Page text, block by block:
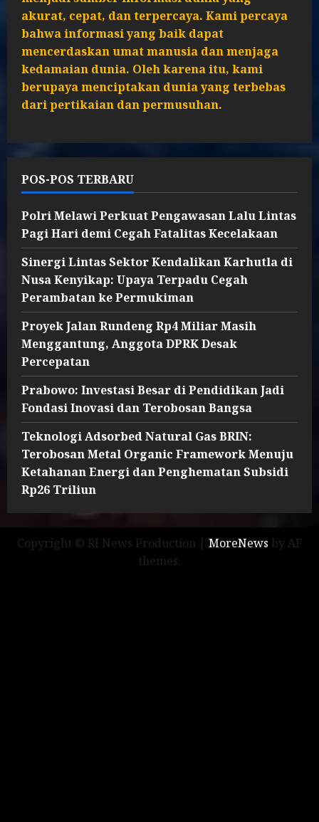
akurat, cepat, dan terpercaya. Kami percaya
bahwa informasi yang baik dapat
mencerdaskan umat manusia dan menjaga
kedamaian dunia. Oleh karena itu, kami
berupaya menciptakan dunia yang terbebas
dari pertikaian dan permusuhan.
POS-POS TERBARU
Polri Melawi Perkuat Pengawasan Lalu Lintas
Pagi Hari demi Cegah Fatalitas Kecelakaan
Sinergi Lintas Sektor Kendalikan Karhutla di
Nusa Kenyikap: Upaya Terpadu Cegah
Perambatan ke Permukiman
Proyek Jalan Rundeng Rp4 Miliar Masih
Menggantung, Anggota DPRK Desak
Percepatan
Prabowo: Investasi Besar di Pendidikan Jadi
Fondasi Inovasi dan Terobosan Bangsa
Teknologi Adsorbed Natural Gas BRIN:
Terobosan Metal Organic Framework Menuju
Ketahanan Energi dan Penghematan Subsidi
Rp26 Triliun
Copyright © RI News Production | MoreNews by AF
themes.